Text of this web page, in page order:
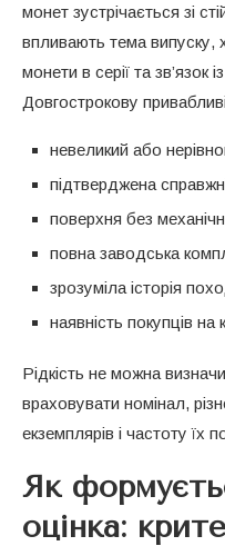
монет зустрічається зі
впливають тема
монети в серії та зв’язок
Довгострокову
невеликий або
підтверджена
поверхня без
повна заводська
зрозуміла історія
наявність покупців на
Рідкість не можна
враховувати номінал,
екземплярів і частоту їх
Як
оцінка: